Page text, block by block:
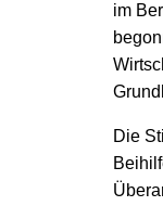
im
Die